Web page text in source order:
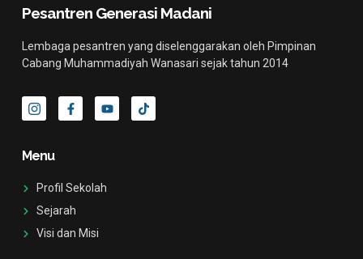
Pesantren Generasi Madani
Lembaga pesantren yang diselenggarakan oleh Pimpinan
Cabang Muhammadiyah Wanasari sejak tahun 2014
I
c
o
-
i
s
a
r
F
a
c
k
f
Y
o
u
T
i
k
Menu
Profil Sekolah
Sejarah
Visi dan Misi